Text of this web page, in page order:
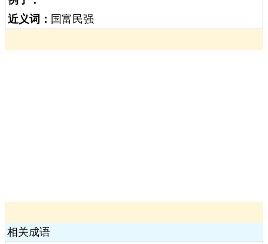
近义词： 国富民强
相关成语